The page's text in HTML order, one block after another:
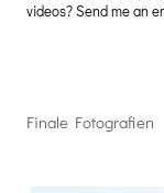
videos? Send me an
Finale Fotografien